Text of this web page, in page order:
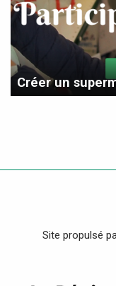
Créer un
Site propulsé